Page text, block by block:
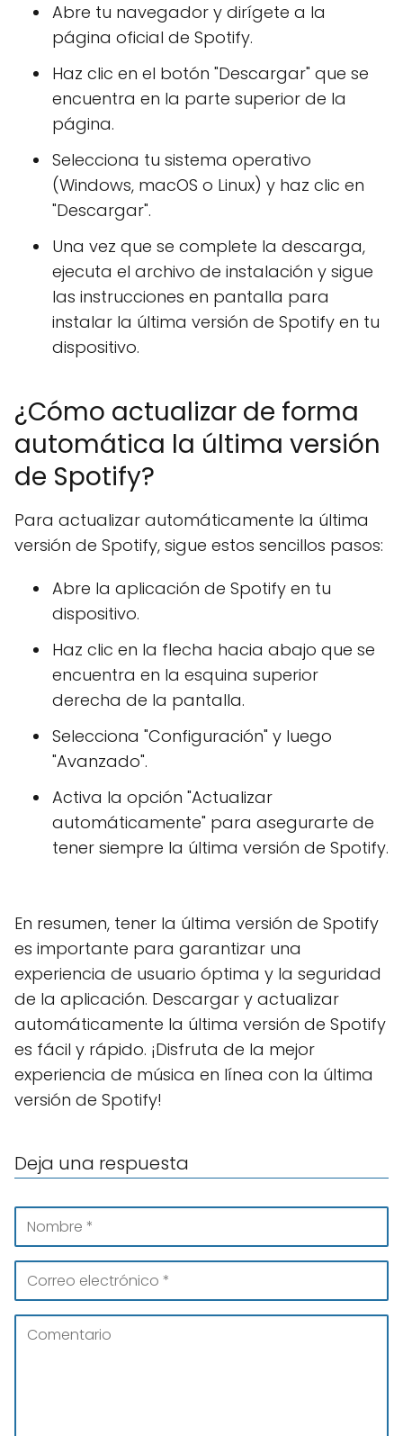
Abre tu navegador y dirígete a la
página oficial de Spotify.
Haz clic en el botón "Descargar" que se
encuentra en la parte superior de la
página.
Selecciona tu sistema operativo
(Windows, macOS o Linux) y haz clic en
"Descargar".
Una vez que se complete la descarga,
ejecuta el archivo de instalación y sigue
las instrucciones en pantalla para
instalar la última versión de Spotify en tu
dispositivo.
¿Cómo actualizar de forma
automática la última versión
de Spotify?
Para actualizar automáticamente la última
versión de Spotify, sigue estos sencillos pasos:
Abre la aplicación de Spotify en tu
dispositivo.
Haz clic en la flecha hacia abajo que se
encuentra en la esquina superior
derecha de la pantalla.
Selecciona "Configuración" y luego
"Avanzado".
Activa la opción "Actualizar
automáticamente" para asegurarte de
tener siempre la última versión de Spotify.
En resumen, tener la última versión de Spotify
es importante para garantizar una
experiencia de usuario óptima y la seguridad
de la aplicación. Descargar y actualizar
automáticamente la última versión de Spotify
es fácil y rápido. ¡Disfruta de la mejor
experiencia de música en línea con la última
versión de Spotify!
Deja una respuesta